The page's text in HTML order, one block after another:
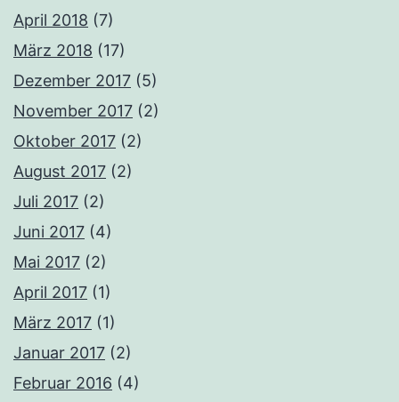
April 2018 (7)
März 2018 (17)
Dezember 2017 (5)
November 2017 (2)
Oktober 2017 (2)
August 2017 (2)
Juli 2017 (2)
Juni 2017 (4)
Mai 2017 (2)
April 2017 (1)
März 2017 (1)
Januar 2017 (2)
Februar 2016 (4)